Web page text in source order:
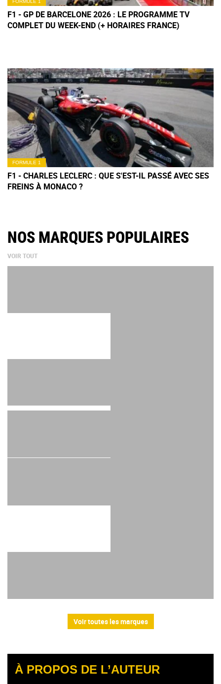
FORMULE 1
F1 - GP DE BARCELONE 2026 : LE PROGRAMME TV
COMPLET DU WEEK-END (+ HORAIRES FRANCE)
FORMULE 1
F1 - CHARLES LECLERC : QUE S'EST-IL PASSÉ AVEC SES
FREINS À MONACO ?
NOS MARQUES POPULAIRES
VOIR TOUT
Voir toutes les marques
À PROPOS DE L’AUTEUR